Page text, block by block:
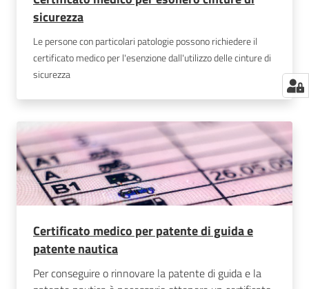
sicurezza
Le persone con particolari patologie possono richiedere il
certificato medico per l'esenzione dall'utilizzo delle cinture di
sicurezza
Certificato medico per patente di guida e
patente nautica
Per conseguire o rinnovare la patente di guida e la